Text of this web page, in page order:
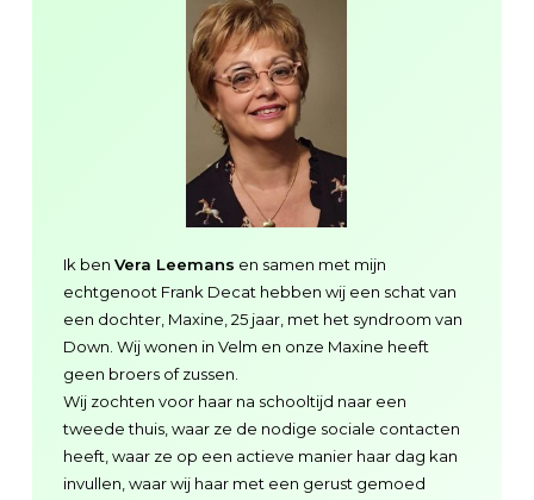
Ik ben Vera Leemans en samen met mijn
echtgenoot Frank Decat hebben wij een schat van
een dochter, Maxine, 25 jaar, met het syndroom van
Down. Wij wonen in Velm en onze Maxine heeft
geen broers of zussen.
Wij zochten voor haar na schooltijd naar een
tweede thuis, waar ze de nodige sociale contacten
heeft, waar ze op een actieve manier haar dag kan
invullen, waar wij haar met een gerust gemoed